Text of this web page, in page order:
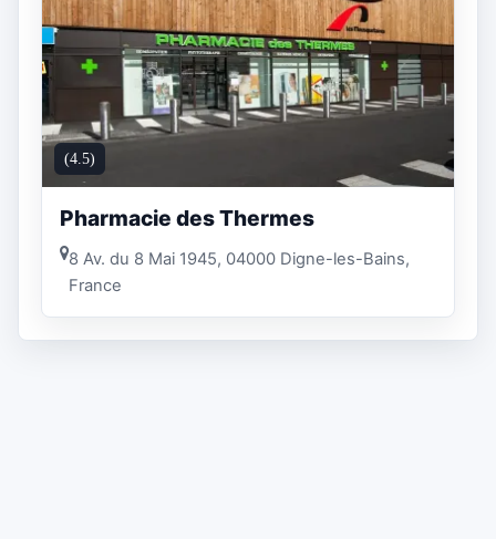
(4.5)
Pharmacie des Thermes
8 Av. du 8 Mai 1945, 04000 Digne-les-Bains,
France